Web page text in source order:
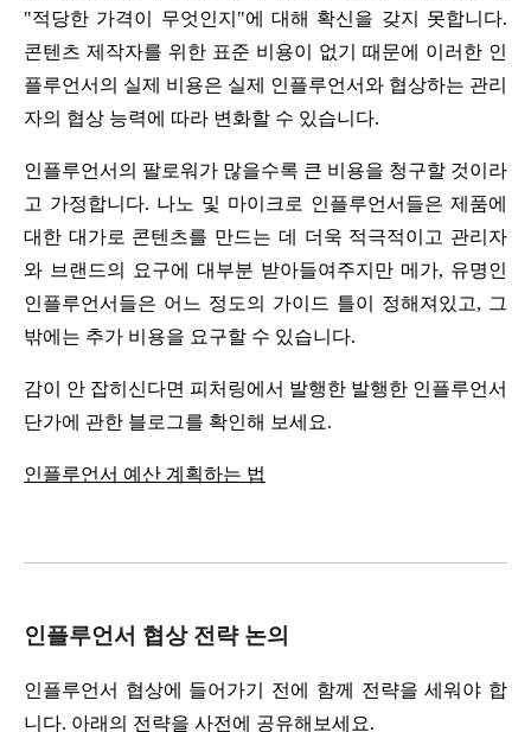
콘텐츠 제작자를 위한 표준 비용이 없기 때문에 이러한 인
플루언서의 실제 비용은 실제 인플루언서와 협상하는 관리
자의 협상 능력에 따라 변화할 수 있습니다.
인플루언서의 팔로워가 많을수록 큰 비용을 청구할 것이라
고 가정합니다. 나노 및 마이크로 인플루언서들은 제품에
대한 대가로 콘텐츠를 만드는 데 더욱 적극적이고 관리자
와 브랜드의 요구에 대부분 받아들여주지만 메가, 유명인
인플루언서들은 어느 정도의 가이드 틀이 정해져있고, 그
밖에는 추가 비용을 요구할 수 있습니다.
감이 안 잡히신다면 피처링에서 발행한 발행한 인플루언서
단가에 관한 블로그를 확인해 보세요.
인플루언서 예산 계획하는 법
인플루언서 협상 전략 논의
인플루언서 협상에 들어가기 전에 함께 전략을 세워야 합
니다. 아래의 전략을 사전에 공유해보세요.